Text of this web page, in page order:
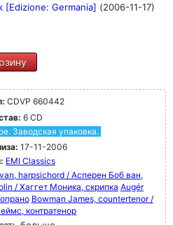
[Edizione: Germania] (2006-11-17)
CDVP 660442
6 CD
Заводская упаковка.
17-11-2006
EMI Classics
harpsichord / Асперен Боб ван,
/ Хаггет Моника, скрипка Augér
Bowman James, countertenor /
контратенор